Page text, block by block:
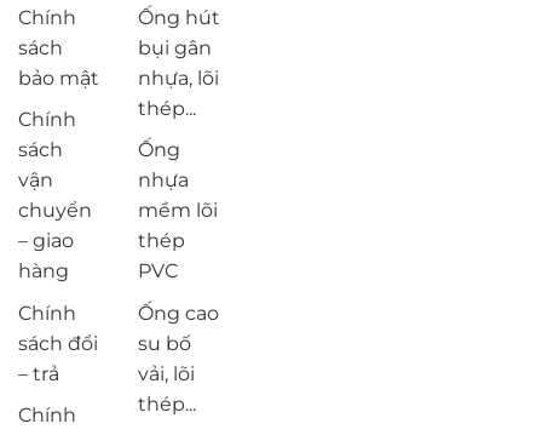
Chính
sách
bảo mật
Chính
sách
vận
chuyển
– giao
hàng
Chính
sách đổi
– trả
Chính
Ống hút
bụi gân
nhựa, lõi
thép...
Ống
nhựa
mềm lõi
thép
PVC
Ống cao
su bố
vải, lõi
thép...